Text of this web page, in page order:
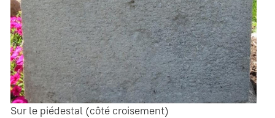
Sur le piédestal (côté croisement)